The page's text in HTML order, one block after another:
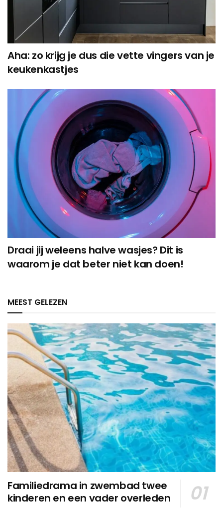
Aha: zo krijg je dus die vette vingers van je
keukenkastjes
Draai jij weleens halve wasjes? Dit is
waarom je dat beter niet kan doen!
MEEST GELEZEN
Familiedrama in zwembad twee
kinderen en een vader overleden